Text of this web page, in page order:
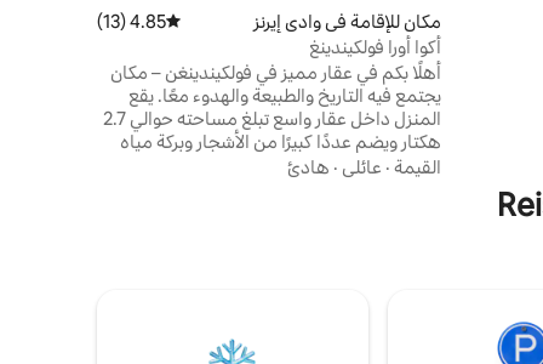
مكان للإقامة في وادي إيرنز متوسط التقييم 4.85 من 5، 13 مراجعات
4.85 (13)
أكوا أورا فولكيندينغ
أهلًا بكم في عقار مميز في فولكيندينغن – مكان
يجتمع فيه التاريخ والطبيعة والهدوء معًا. يقع
المنزل داخل عقار واسع تبلغ مساحته حوالي 2.7
هكتار ويضم عددًا كبيرًا من الأشجار وبركة مياه
ذات مناظر طبيعية تضم جزيرتين ومجرى مائي.
القيمة · عائلي · هادئ